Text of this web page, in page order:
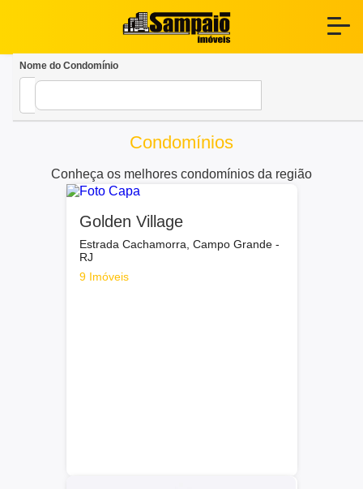
Condomínios
Conheça os melhores condomínios da região
Nome do Condomínio
Golden Village
Estrada Cachamorra, Campo Grande -
RJ
9 Imóveis